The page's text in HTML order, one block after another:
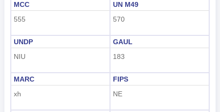
MCC
555
UN M49
570
UNDP
NIU
GAUL
183
MARC
xh
FIPS
NE